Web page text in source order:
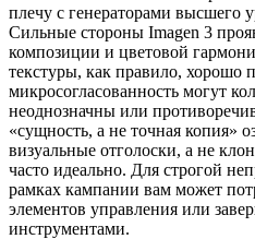
плечу с генераторами высшего
Сильные стороны Imagen 3
композиции и цветовой
текстуры, как правило, хорошо
микросогласованность могут
неоднозначны или
«сущность, а не точная копия»
визуальные отголоски, а не
часто идеально. Для строгой
рамках кампании вам может
элементов управления или
инструментами.